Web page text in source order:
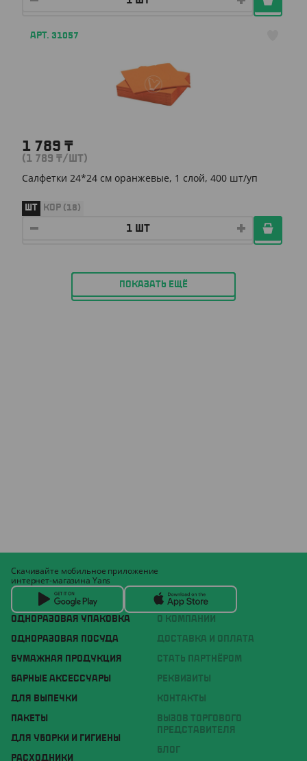
АРТ. 31057
1 789 ₸
(1 789 ₸/ШТ)
Салфетки 24*24 см оранжевые, 1 слой, 400 шт/уп
ШТ КОР (18)
ПОКАЗАТЬ ЕЩЁ
ОДНОРАЗОВАЯ УПАКОВКА
ОДНОРАЗОВАЯ ПОСУДА
БУМАЖНАЯ ПРОДУКЦИЯ
БАРНЫЕ АКСЕССУАРЫ
ДЛЯ ВЫПЕЧКИ
ПАКЕТЫ
ДЛЯ УБОРКИ И ГИГИЕНЫ
РАСХОДНИКИ
О КОМПАНИИ
ДОСТАВКА И ОПЛАТА
СТАТЬ ПАРТНЁРОМ
РЕКВИЗИТЫ
КОНТАКТЫ
ВЫЗОВ ТОРГОВОГО
ПРЕДСТАВИТЕЛЯ
БЛОГ
Скачивайте мобильное приложение
интернет-магазина Yans